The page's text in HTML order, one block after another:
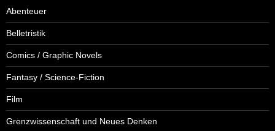
Abenteuer
Belletristik
Comics / Graphic Novels
Fantasy / Science-Fiction
Film
Grenzwissenschaft und Neues Denken